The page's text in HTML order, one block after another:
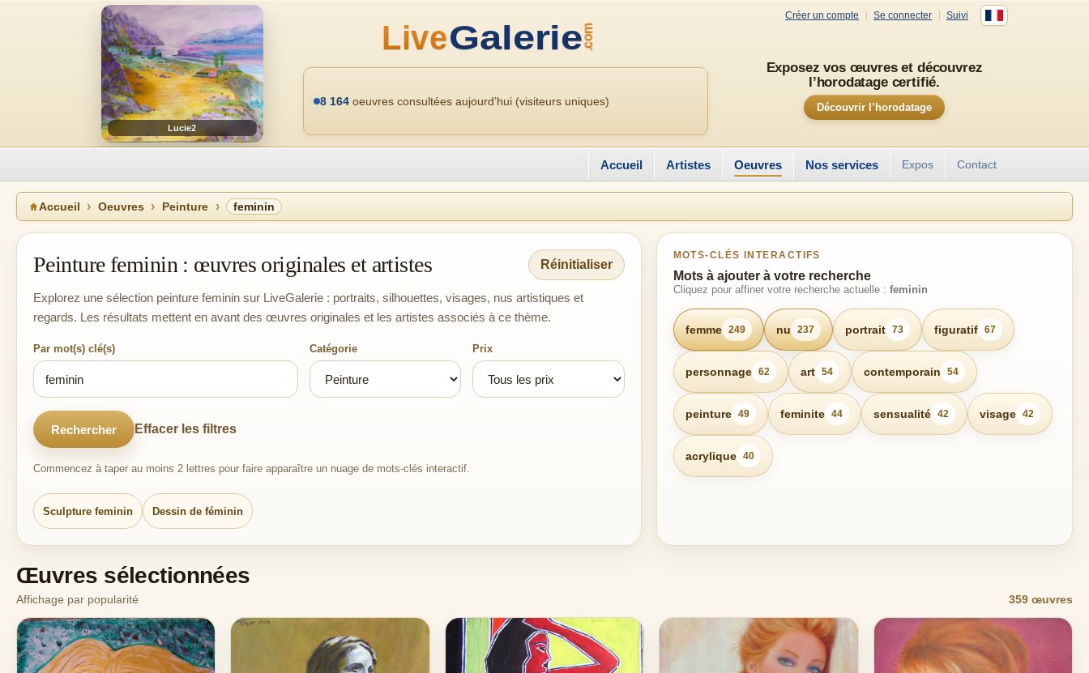
Lucie2
Créer un compte Se connecter Suivi
Exposez vos œuvres et découvrez
l’horodatage certifié.
Découvrir l’horodatage
8 164 oeuvres consultées aujourd’hui (visiteurs uniques)
Accueil Artistes Oeuvres Nos services Expos Contact
Accueil Oeuvres Peinture feminin
Peinture feminin : œuvres originales et artistes Réinitialiser
Explorez une sélection peinture feminin sur LiveGalerie : portraits, silhouettes, visages, nus artistiques et
regards. Les résultats mettent en avant des œuvres originales et les artistes associés à ce thème.
Par mot(s) clé(s) Catégorie Prix
Rechercher Effacer les filtres
Commencez à taper au moins 2 lettres pour faire apparaître un nuage de mots-clés interactif.
Sculpture feminin Dessin de féminin
MOTS-CLÉS INTERACTIFS
Mots à ajouter à votre recherche
Cliquez pour affiner votre recherche actuelle : feminin
femme 249 nu 237 portrait 73 figuratif 67
personnage 62 art 54 contemporain 54
peinture 49 feminite 44 sensualité 42 visage 42
acrylique 40
Œuvres sélectionnées
Affichage par popularité 359 œuvres